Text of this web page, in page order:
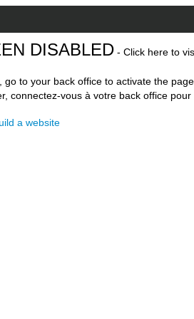
DISABLED - Click here to
go to your back office to activate the
connectez-vous à votre back office
a website